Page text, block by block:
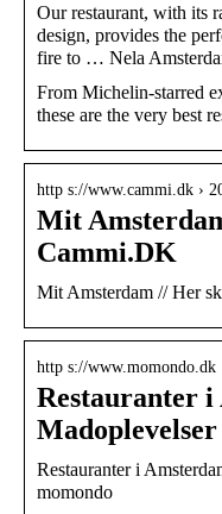
Our restaurant, with its
design, provides the
fire to … Nela
From Michelin-starred
these are the very best
http s://www.cammi.dk ›
Mit
Cammi.DK
Mit Amsterdam // Her
http s://www.momondo.dk
Restauranter i
Restauranter i
momondo